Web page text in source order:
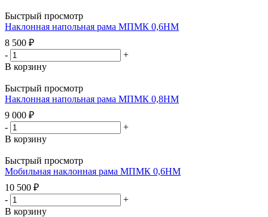
Быстрый просмотр
Наклонная напольная рама МПМК 0,6НМ
8 500 ₽
-
+
В корзину
Быстрый просмотр
Наклонная напольная рама МПМК 0,8НМ
9 000 ₽
-
+
В корзину
Быстрый просмотр
Мобильная наклонная рама МПМК 0,6НМ
10 500 ₽
-
+
В корзину